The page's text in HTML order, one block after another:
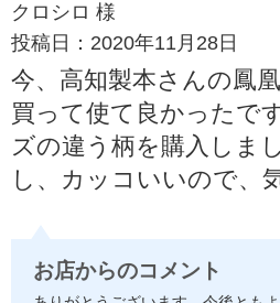
クロシロ 様
投稿日：2020年11月28日
今、高知製本さんの鳳
買って使て良かったで
ズの違う柄を購入しま
し、カッコいいので、
お店からのコメント